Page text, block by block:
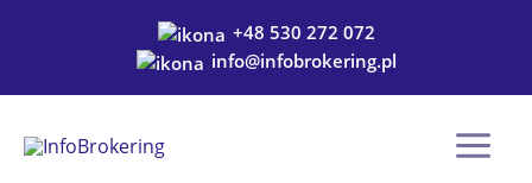
+48 530 272 072
info@infobrokering.pl